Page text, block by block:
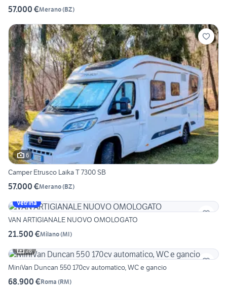
57.000 €Merano(BZ)
6
Camper Etrusco Laika T 7300 SB
57.000 €Merano(BZ)
Vetrina
VAN ARTIGIANALE NUOVO OMOLOGATO
21.500 €Milano(MI)
28
MiniVan Duncan 550 170cv automatico, WC e gancio
68.900 €Roma (RM)